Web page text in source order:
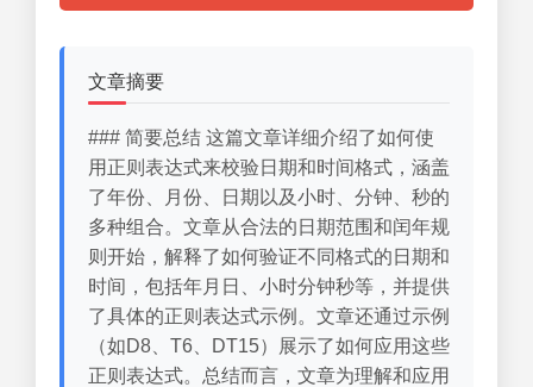
文章摘要
### 简要总结 这篇文章详细介绍了如何使
用正则表达式来校验日期和时间格式，涵盖
了年份、月份、日期以及小时、分钟、秒的
多种组合。文章从合法的日期范围和闰年规
则开始，解释了如何验证不同格式的日期和
时间，包括年月日、小时分钟秒等，并提供
了具体的正则表达式示例。文章还通过示例
（如D8、T6、DT15）展示了如何应用这些
正则表达式。总结而言，文章为理解和应用